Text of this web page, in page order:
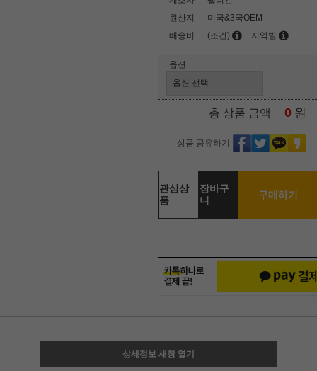
원산지
미국&3국OEM
배송비
(조건) 지역별
옵션
총 상품 금액 0 원
상품 공유하기
관심상
품
장바구
니
구매하기
상세정보 새창 열기